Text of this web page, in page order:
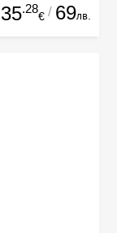
35.28
€ / 69лв.